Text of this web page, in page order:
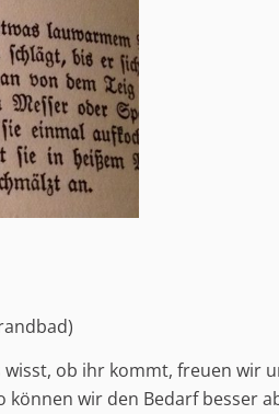
ob ihr kommt, freuen wir
wir den Bedarf besser